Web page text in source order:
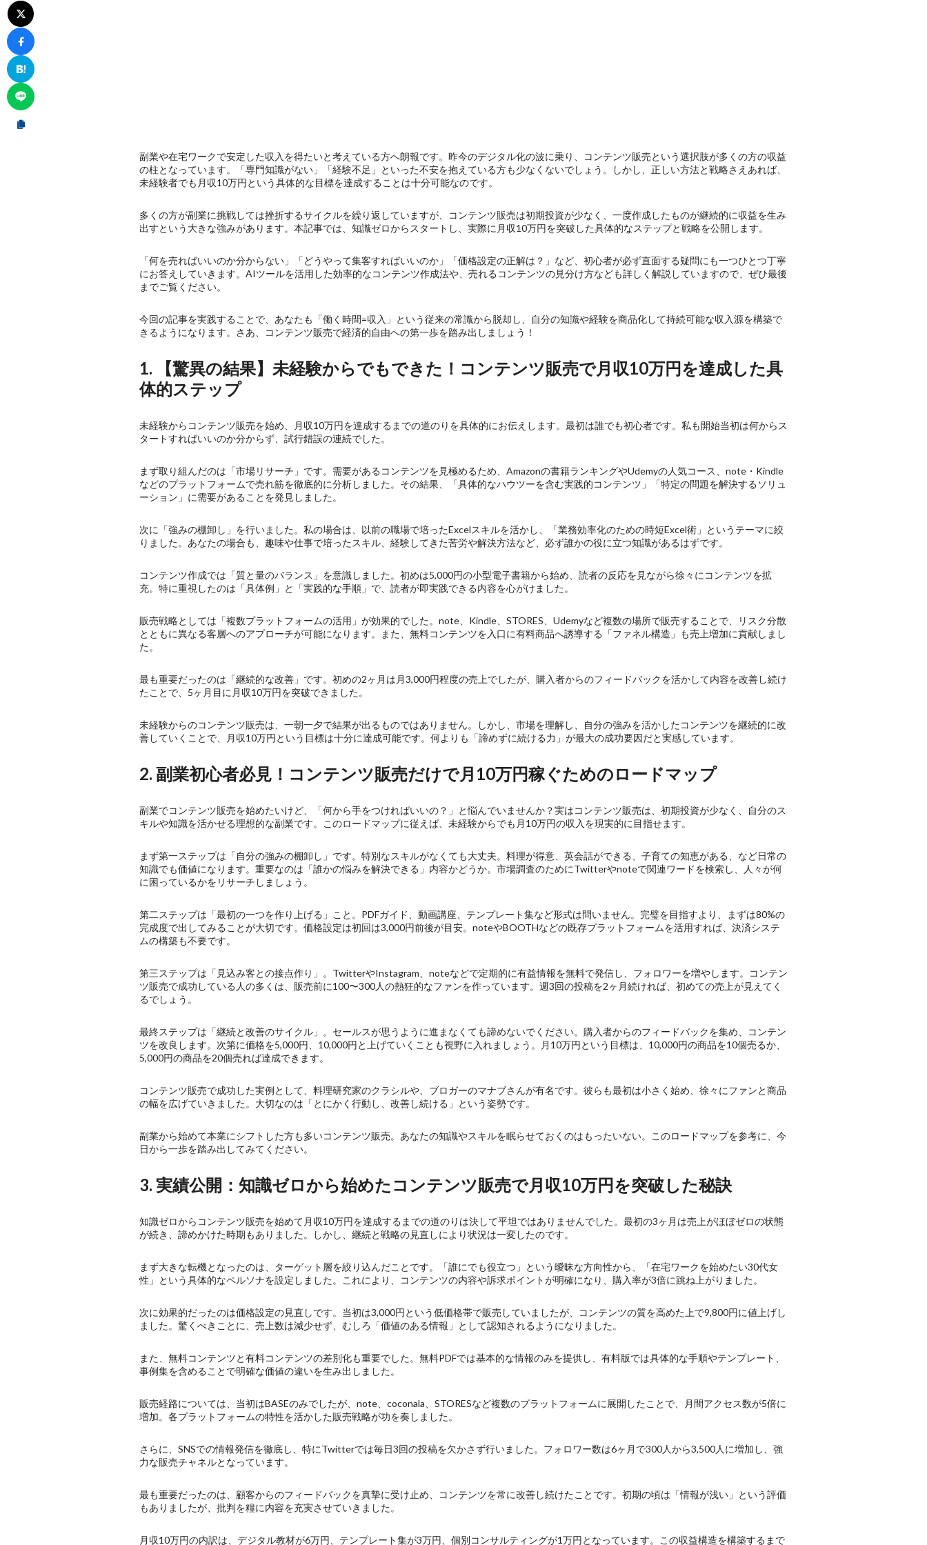
副業や在宅ワークで安定した収入を得たいと考えている方へ朗報です。昨今のデジタル化の波に乗り、コンテンツ販売という選択肢が多くの方の収益
の柱となっています。「専門知識がない」「経験不足」といった不安を抱えている方も少なくないでしょう。しかし、正しい方法と戦略さえあれば、
未経験者でも月収10万円という具体的な目標を達成することは十分可能なのです。
多くの方が副業に挑戦しては挫折するサイクルを繰り返していますが、コンテンツ販売は初期投資が少なく、一度作成したものが継続的に収益を生み
出すという大きな強みがあります。本記事では、知識ゼロからスタートし、実際に月収10万円を突破した具体的なステップと戦略を公開します。
「何を売ればいいのか分からない」「どうやって集客すればいいのか」「価格設定の正解は？」など、初心者が必ず直面する疑問にも一つひとつ丁寧
にお答えしていきます。AIツールを活用した効率的なコンテンツ作成法や、売れるコンテンツの見分け方なども詳しく解説していますので、ぜひ最後
までご覧ください。
今回の記事を実践することで、あなたも「働く時間=収入」という従来の常識から脱却し、自分の知識や経験を商品化して持続可能な収入源を構築で
きるようになります。さあ、コンテンツ販売で経済的自由への第一歩を踏み出しましょう！
1. 【驚異の結果】未経験からでもできた！コンテンツ販売で月収10万円を達成した具
体的ステップ
未経験からコンテンツ販売を始め、月収10万円を達成するまでの道のりを具体的にお伝えします。最初は誰でも初心者です。私も開始当初は何からス
タートすればいいのか分からず、試行錯誤の連続でした。
まず取り組んだのは「市場リサーチ」です。需要があるコンテンツを見極めるため、Amazonの書籍ランキングやUdemyの人気コース、note・Kindle
などのプラットフォームで売れ筋を徹底的に分析しました。その結果、「具体的なハウツーを含む実践的コンテンツ」「特定の問題を解決するソリュ
ーション」に需要があることを発見しました。
次に「強みの棚卸し」を行いました。私の場合は、以前の職場で培ったExcelスキルを活かし、「業務効率化のための時短Excel術」というテーマに絞
りました。あなたの場合も、趣味や仕事で培ったスキル、経験してきた苦労や解決方法など、必ず誰かの役に立つ知識があるはずです。
コンテンツ作成では「質と量のバランス」を意識しました。初めは5,000円の小型電子書籍から始め、読者の反応を見ながら徐々にコンテンツを拡
充。特に重視したのは「具体例」と「実践的な手順」で、読者が即実践できる内容を心がけました。
販売戦略としては「複数プラットフォームの活用」が効果的でした。note、Kindle、STORES、Udemyなど複数の場所で販売することで、リスク分散
とともに異なる客層へのアプローチが可能になります。また、無料コンテンツを入口に有料商品へ誘導する「ファネル構造」も売上増加に貢献しまし
た。
最も重要だったのは「継続的な改善」です。初めの2ヶ月は月3,000円程度の売上でしたが、購入者からのフィードバックを活かして内容を改善し続け
たことで、5ヶ月目に月収10万円を突破できました。
未経験からのコンテンツ販売は、一朝一夕で結果が出るものではありません。しかし、市場を理解し、自分の強みを活かしたコンテンツを継続的に改
善していくことで、月収10万円という目標は十分に達成可能です。何よりも「諦めずに続ける力」が最大の成功要因だと実感しています。
2. 副業初心者必見！コンテンツ販売だけで月10万円稼ぐためのロードマップ
副業でコンテンツ販売を始めたいけど、「何から手をつければいいの？」と悩んでいませんか？実はコンテンツ販売は、初期投資が少なく、自分のス
キルや知識を活かせる理想的な副業です。このロードマップに従えば、未経験からでも月10万円の収入を現実的に目指せます。
まず第一ステップは「自分の強みの棚卸し」です。特別なスキルがなくても大丈夫。料理が得意、英会話ができる、子育ての知恵がある、など日常の
知識でも価値になります。重要なのは「誰かの悩みを解決できる」内容かどうか。市場調査のためにTwitterやnoteで関連ワードを検索し、人々が何
に困っているかをリサーチしましょう。
第二ステップは「最初の一つを作り上げる」こと。PDFガイド、動画講座、テンプレート集など形式は問いません。完璧を目指すより、まずは80%の
完成度で出してみることが大切です。価格設定は初回は3,000円前後が目安。noteやBOOTHなどの既存プラットフォームを活用すれば、決済システ
ムの構築も不要です。
第三ステップは「見込み客との接点作り」。TwitterやInstagram、noteなどで定期的に有益情報を無料で発信し、フォロワーを増やします。コンテン
ツ販売で成功している人の多くは、販売前に100〜300人の熱狂的なファンを作っています。週3回の投稿を2ヶ月続ければ、初めての売上が見えてく
るでしょう。
最終ステップは「継続と改善のサイクル」。セールスが思うように進まなくても諦めないでください。購入者からのフィードバックを集め、コンテン
ツを改良します。次第に価格を5,000円、10,000円と上げていくことも視野に入れましょう。月10万円という目標は、10,000円の商品を10個売るか、
5,000円の商品を20個売れば達成できます。
コンテンツ販売で成功した実例として、料理研究家のクラシルや、ブロガーのマナブさんが有名です。彼らも最初は小さく始め、徐々にファンと商品
の幅を広げていきました。大切なのは「とにかく行動し、改善し続ける」という姿勢です。
副業から始めて本業にシフトした方も多いコンテンツ販売。あなたの知識やスキルを眠らせておくのはもったいない。このロードマップを参考に、今
日から一歩を踏み出してみてください。
3. 実績公開：知識ゼロから始めたコンテンツ販売で月収10万円を突破した秘訣
知識ゼロからコンテンツ販売を始めて月収10万円を達成するまでの道のりは決して平坦ではありませんでした。最初の3ヶ月は売上がほぼゼロの状態
が続き、諦めかけた時期もありました。しかし、継続と戦略の見直しにより状況は一変したのです。
まず大きな転機となったのは、ターゲット層を絞り込んだことです。「誰にでも役立つ」という曖昧な方向性から、「在宅ワークを始めたい30代女
性」という具体的なペルソナを設定しました。これにより、コンテンツの内容や訴求ポイントが明確になり、購入率が3倍に跳ね上がりました。
次に効果的だったのは価格設定の見直しです。当初は3,000円という低価格帯で販売していましたが、コンテンツの質を高めた上で9,800円に値上げし
ました。驚くべきことに、売上数は減少せず、むしろ「価値のある情報」として認知されるようになりました。
また、無料コンテンツと有料コンテンツの差別化も重要でした。無料PDFでは基本的な情報のみを提供し、有料版では具体的な手順やテンプレート、
事例集を含めることで明確な価値の違いを生み出しました。
販売経路については、当初はBASEのみでしたが、note、coconala、STORESなど複数のプラットフォームに展開したことで、月間アクセス数が5倍に
増加。各プラットフォームの特性を活かした販売戦略が功を奏しました。
さらに、SNSでの情報発信を徹底し、特にTwitterでは毎日3回の投稿を欠かさず行いました。フォロワー数は6ヶ月で300人から3,500人に増加し、強
力な販売チャネルとなっています。
最も重要だったのは、顧客からのフィードバックを真摯に受け止め、コンテンツを常に改善し続けたことです。初期の頃は「情報が浅い」という評価
もありましたが、批判を糧に内容を充実させていきました。
月収10万円の内訳は、デジタル教材が6万円、テンプレート集が3万円、個別コンサルティングが1万円となっています。この収益構造を構築するまで